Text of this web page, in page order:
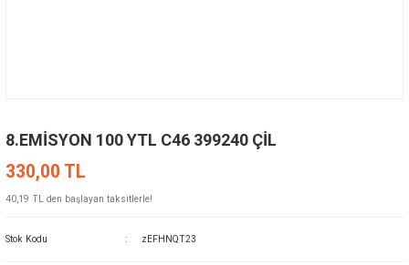
8.EMİSYON 100 YTL C46 399240 ÇİL
330,00 TL
40,19 TL den başlayan taksitlerle!
Stok Kodu zEFHNQT23